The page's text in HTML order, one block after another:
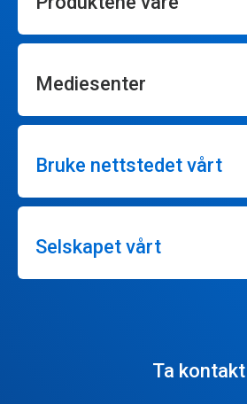
Mediesenter
Bruke nettstedet vårt
Selskapet vårt
Ta kontakt